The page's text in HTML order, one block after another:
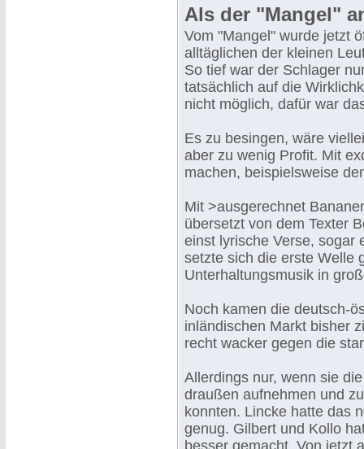
Als der "Mangel"
Vom "Mangel" wurde jetzt
alltäglichen der kleinen
So tief war der Schlager
tatsächlich auf die
nicht möglich, dafür war
Es zu besingen, wäre
aber zu wenig Profit. Mit
machen, beispielsweise
Mit >ausgerechnet
übersetzt von dem Texter
einst lyrische Verse, sogar
setzte sich die erste Welle
Unterhaltungsmusik in
Noch kamen die deutsch-
inländischen Markt bisher
recht wacker gegen die
Allerdings nur, wenn sie
draußen aufnehmen und
konnten. Lincke hatte das
genug. Gilbert und Kollo
besser gemacht. Von jetzt